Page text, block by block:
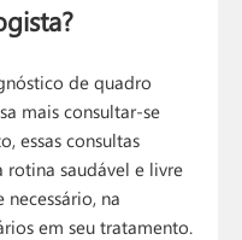
de quadro
mais consultar-se
essas consultas
rotina saudável e livre
na
em seu tratamento.